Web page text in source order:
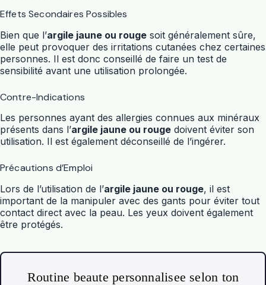
Effets Secondaires Possibles
Bien que l’argile jaune ou rouge soit généralement sûre,
elle peut provoquer des irritations cutanées chez certaines
personnes. Il est donc conseillé de faire un test de
sensibilité avant une utilisation prolongée.
Contre-Indications
Les personnes ayant des allergies connues aux minéraux
présents dans l’argile jaune ou rouge doivent éviter son
utilisation. Il est également déconseillé de l’ingérer.
Précautions d’Emploi
Lors de l’utilisation de l’argile jaune ou rouge, il est
important de la manipuler avec des gants pour éviter tout
contact direct avec la peau. Les yeux doivent également
être protégés.
Routine beaute personnalisee selon ton